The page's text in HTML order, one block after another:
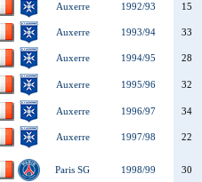
Auxerre 1992/93 15
Auxerre 1993/94 33
Auxerre 1994/95 28
Auxerre 1995/96 32
Auxerre 1996/97 34
Auxerre 1997/98 22
Paris SG 1998/99 30